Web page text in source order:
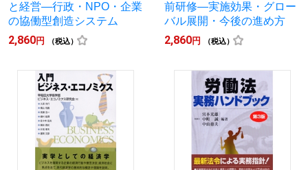
と経営―行政・NPO・企業
の協働型創造システム
2,860円 （税込）
前研修―実施効果・グロー
バル展開・今後の進め方
2,860円 （税込）